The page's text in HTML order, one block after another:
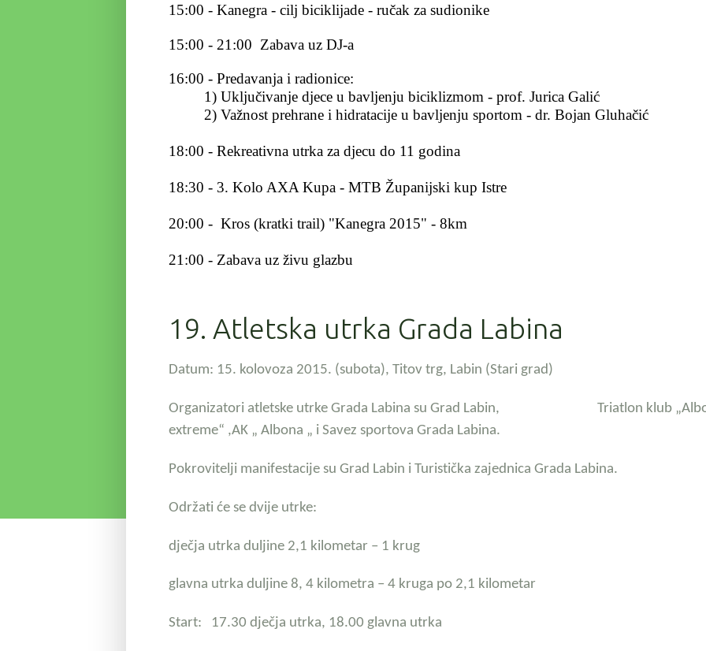
15:00 - Kanegra - cilj biciklijade - ručak za sudionike
15:00 - 21:00 Zabava uz DJ-a
16:00 - Predavanja i radionice:
1) Uključivanje djece u bavljenju biciklizmom - prof. Jurica Galić
2) Važnost prehrane i hidratacije u bavljenju sportom - dr. Bojan Gluhačić
18:00 - Rekreativna utrka za djecu do 11 godina
18:30 - 3. Kolo AXA Kupa - MTB Županijski kup Istre
20:00 - Kros (kratki trail) "Kanegra 2015" - 8km
21:00 - Zabava uz živu glazbu
19. Atletska utrka Grada Labina
Datum: 15. kolovoza 2015. (subota), Titov trg, Labin (Stari grad)
Organizatori atletske utrke Grada Labina su Grad Labin, Triatlon klub
extreme“ ,AK „ Albona „ i Savez sportova Grada Labina.
Pokrovitelji manifestacije su Grad Labin i Turistička zajednica Grada Labina.
Održati će se dvije utrke:
dječja utrka duljine 2,1 kilometar – 1 krug
glavna utrka duljine 8, 4 kilometra – 4 kruga po 2,1 kilometar
Start: 17.30 dječja utrka, 18.00 glavna utrka